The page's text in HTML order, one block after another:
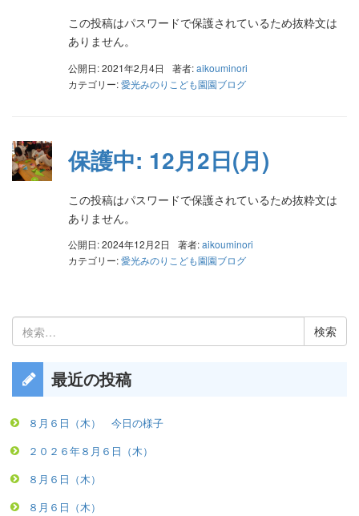
この投稿はパスワードで保護されているため抜粋文は
ありません。
公開日: 2021年2月4日 著者:aikouminori
カテゴリー:愛光みのりこども園園ブログ
保護中: 12月2日(月)
この投稿はパスワードで保護されているため抜粋文は
ありません。
公開日: 2024年12月2日 著者:aikouminori
カテゴリー:愛光みのりこども園園ブログ
検
索:
最近の投稿
８月６日（木） 今日の様子
２０２６年８月６日（木）
８月６日（木）
８月６日（木）